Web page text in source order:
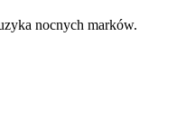
nocnych marków.